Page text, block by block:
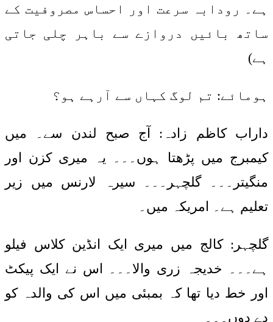
ہے۔ رودابہ سرعت اور احساس مصروفیت کے
ساتھ بائیں دروازے سے باہر چلی جاتی
ہے)
ہومائے: تم لوگ کہاں سے آرہے ہو؟
داراب کاظم زادہ: آج صبح لندن سے۔ میں
کیمبرج میں پڑھتا ہوں۔۔۔ یہ میری کزن اور
منگیتر۔۔۔ گلچہر۔۔۔ سیرہ لارنس میں زیر
تعلیم ہے۔ امریکہ میں۔
گلچہر: کالج میں میری ایک انڈین کلاس فیلو
ہے۔۔۔ خدیجہ زری والا۔۔۔ اس نے ایک پیکٹ
اور خط دیا تھا کہ بمبئی میں اس کی والدہ کو
دے دوں۔۔۔